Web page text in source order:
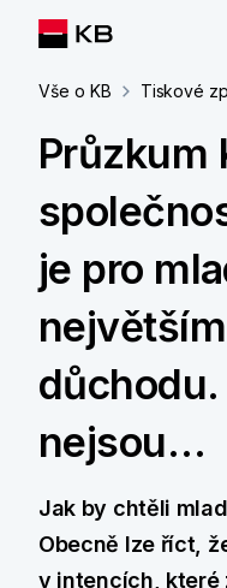
Vše o KB Tiskové
Průzkum
je pro
důchodu.
nejsou…
Jak by chtěli
Obecně lze říct,
v intencích, které